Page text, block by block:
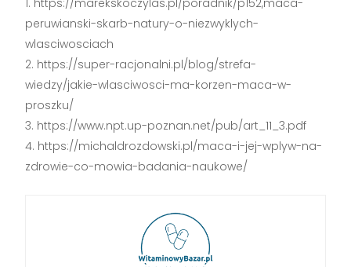
https://marekskoczylas.pl/poradnik/p152,maca-
peruwianski-skarb-natury-o-niezwyklych-
wlasciwosciach
https://super-racjonalni.pl/blog/strefa-
wiedzy/jakie-wlasciwosci-ma-korzen-maca-w-
proszku/
https://www.npt.up-poznan.net/pub/art_11_3.pdf
https://michaldrozdowski.pl/maca-i-jej-wplyw-na-
zdrowie-co-mowia-badania-naukowe/